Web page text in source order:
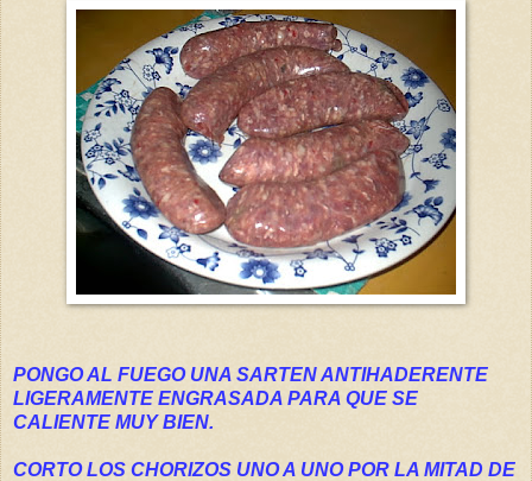
PONGO AL FUEGO UNA SARTEN ANTIHADERENTE
LIGERAMENTE ENGRASADA PARA QUE SE
CALIENTE MUY BIEN.
CORTO LOS CHORIZOS UNO A UNO POR LA MITAD DE